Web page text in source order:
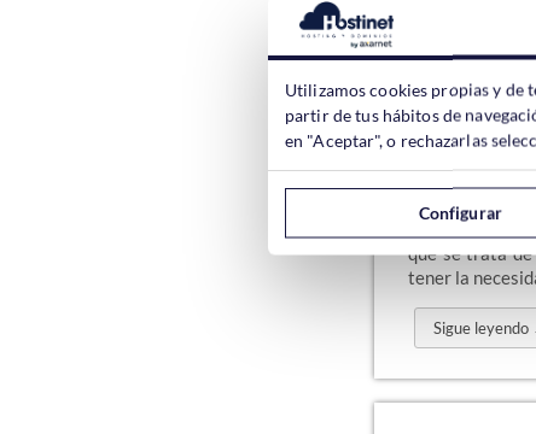
Editor
TinyMCE
escribimos
que se trata
tener la
Sigue leyendo
Utilizamos cookies propias y de
partir de tus hábitos de
en "Aceptar", o rechazarlas
Configurar